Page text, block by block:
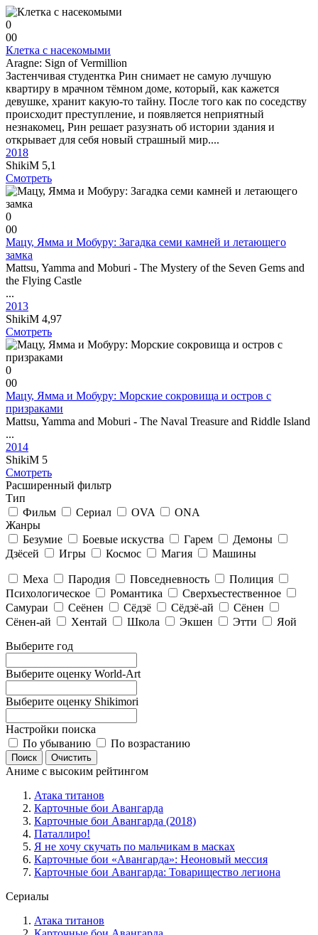
0
00
Клетка с насекомыми
Aragne: Sign of Vermillion
Застенчивая студентка Рин снимает не самую лучшую
квартиру в мрачном тёмном доме, который, как кажется
девушке, хранит какую-то тайну. После того как по соседству
происходит преступление, и появляется неприятный
незнакомец, Рин решает разузнать об истории здания и
открывает для себя новый страшный мир....
2018
ShikiM 5,1
Смотреть
0
00
Мацу, Ямма и Мобуру: Загадка семи камней и летающего
замка
Mattsu, Yamma and Moburi - The Mystery of the Seven Gems and
the Flying Castle
...
2013
ShikiM 4,97
Смотреть
0
00
Мацу, Ямма и Мобуру: Морские сокровища и остров с
призраками
Mattsu, Yamma and Moburi - The Naval Treasure and Riddle Island
...
2014
ShikiM 5
Смотреть
Расширенный фильтр
Тип
Фильм
Сериал OVA
ONA
Жанры
Безумие
Боевые искуства Гарем
Демоны
Дзёсей
Игры Космос Магия Машины
Меха Пародия Повседневность
Полиция
Психологическое
Романтика
Сверхъестественное
Самураи
Сеёнен Сёдзё Сёдзё-ай
Сёнен
Сёнен-ай
Хентай Школа Экшен Этти
Яой
Выберите год
Выберите оценку World-Art
Выберите оценку Shikimori
Настройки поиска
По убыванию
По возрастанию
Аниме с высоким рейтингом
Атака титанов
Карточные бои Авангарда
Карточные бои Авангарда (2018)
Паталлиро!
Я не хочу скучать по мальчикам в масках
Карточные бои «Авангарда»: Неоновый мессия
Карточные бои Авангарда: Товарищество легиона
Сериалы
Атака титанов